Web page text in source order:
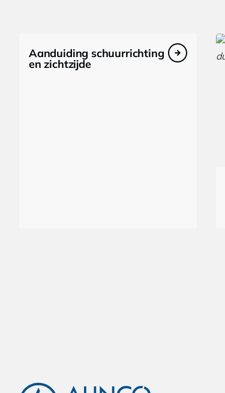
Aanduiding schuurrichting
en zichtzijde